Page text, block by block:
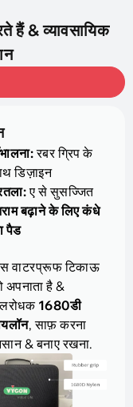
हैं & व्यावसायिक
रबर ग्रिप के
डिज़ाइन
ए से सुसज्जित
बढ़ाने के लिए कंधे
पैड
वाटरप्रूफ टिकाऊ
अपनाता है &
1680डी
, साफ़ करना
& बनाए रखना.